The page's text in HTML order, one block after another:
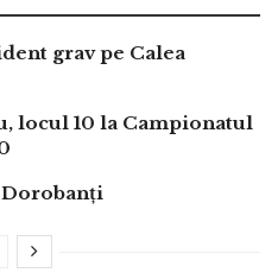
grav pe Calea
locul 10 la Campionatul